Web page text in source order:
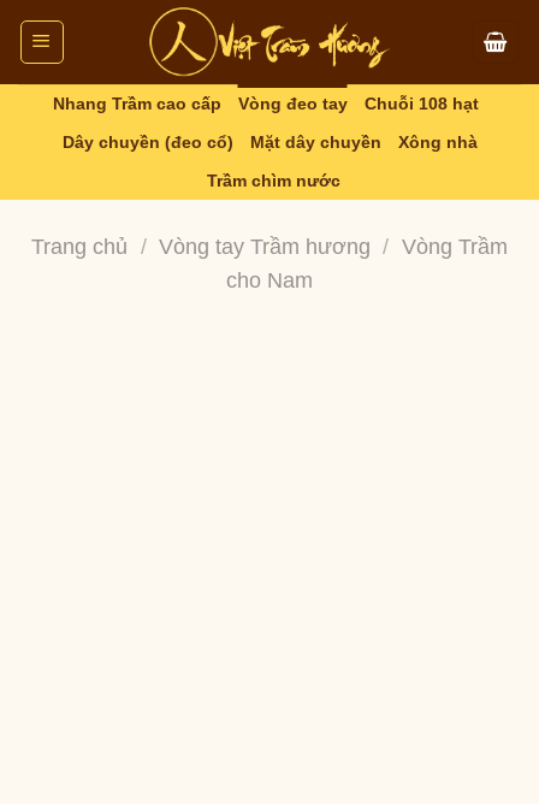
Skip
content
Nhang Trầm cao cấp Vòng đeo tay
Chuỗi 108 hạt
Dây chuyền (đeo cổ)
Mặt dây chuyền
Xông nhà
Trầm chìm nước
Trang chủ / Vòng tay Trầm hương / Vòng Trầm
cho Nam